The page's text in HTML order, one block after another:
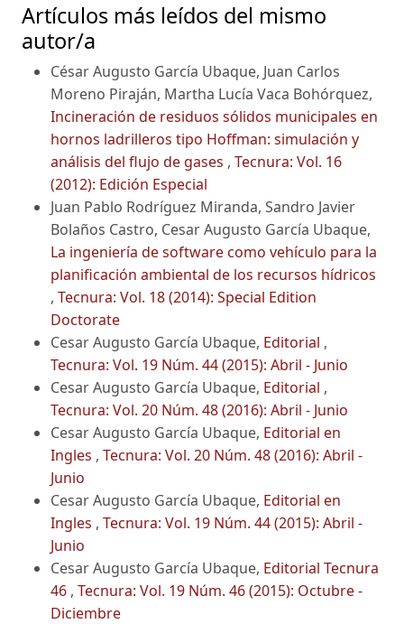
Artículos más leídos del mismo
autor/a
César Augusto García Ubaque, Juan Carlos
Moreno Piraján, Martha Lucía Vaca Bohórquez,
Incineración de residuos sólidos municipales en
hornos ladrilleros tipo Hoffman: simulación y
análisis del flujo de gases , Tecnura: Vol. 16
(2012): Edición Especial
Juan Pablo Rodríguez Miranda, Sandro Javier
Bolaños Castro, Cesar Augusto García Ubaque,
La ingeniería de software como vehículo para la
planificación ambiental de los recursos hídricos
, Tecnura: Vol. 18 (2014): Special Edition
Doctorate
Cesar Augusto García Ubaque, Editorial ,
Tecnura: Vol. 19 Núm. 44 (2015): Abril - Junio
Cesar Augusto García Ubaque, Editorial ,
Tecnura: Vol. 20 Núm. 48 (2016): Abril - Junio
Cesar Augusto García Ubaque, Editorial en
Ingles , Tecnura: Vol. 20 Núm. 48 (2016): Abril -
Junio
Cesar Augusto García Ubaque, Editorial en
Ingles , Tecnura: Vol. 19 Núm. 44 (2015): Abril -
Junio
Cesar Augusto García Ubaque, Editorial Tecnura
46 , Tecnura: Vol. 19 Núm. 46 (2015): Octubre -
Diciembre